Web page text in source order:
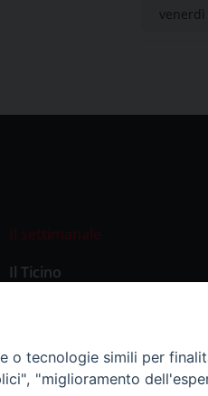
venerdì
Il settimanale
Il Ticino
o tecnologie simili per
"miglioramento